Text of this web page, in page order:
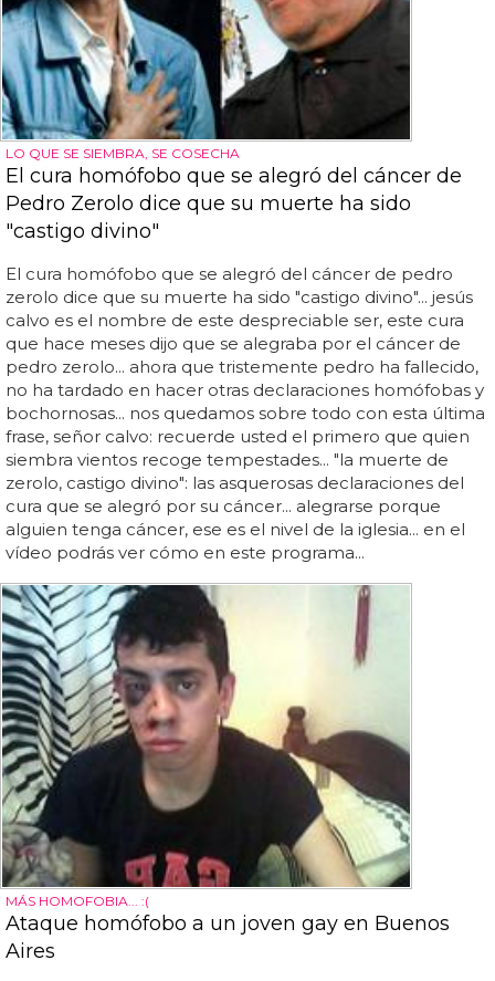
LO QUE SE SIEMBRA, SE COSECHA
El cura homófobo que se alegró del cáncer de
Pedro Zerolo dice que su muerte ha sido
"castigo divino"
El cura homófobo que se alegró del cáncer de pedro
zerolo dice que su muerte ha sido "castigo divino"... jesús
calvo es el nombre de este despreciable ser, este cura
que hace meses dijo que se alegraba por el cáncer de
pedro zerolo... ahora que tristemente pedro ha fallecido,
no ha tardado en hacer otras declaraciones homófobas y
bochornosas... nos quedamos sobre todo con esta última
frase, señor calvo: recuerde usted el primero que quien
siembra vientos recoge tempestades... "la muerte de
zerolo, castigo divino": las asquerosas declaraciones del
cura que se alegró por su cáncer... alegrarse porque
alguien tenga cáncer, ese es el nivel de la iglesia... en el
vídeo podrás ver cómo en este programa...
MÁS HOMOFOBIA... :(
Ataque homófobo a un joven gay en Buenos
Aires